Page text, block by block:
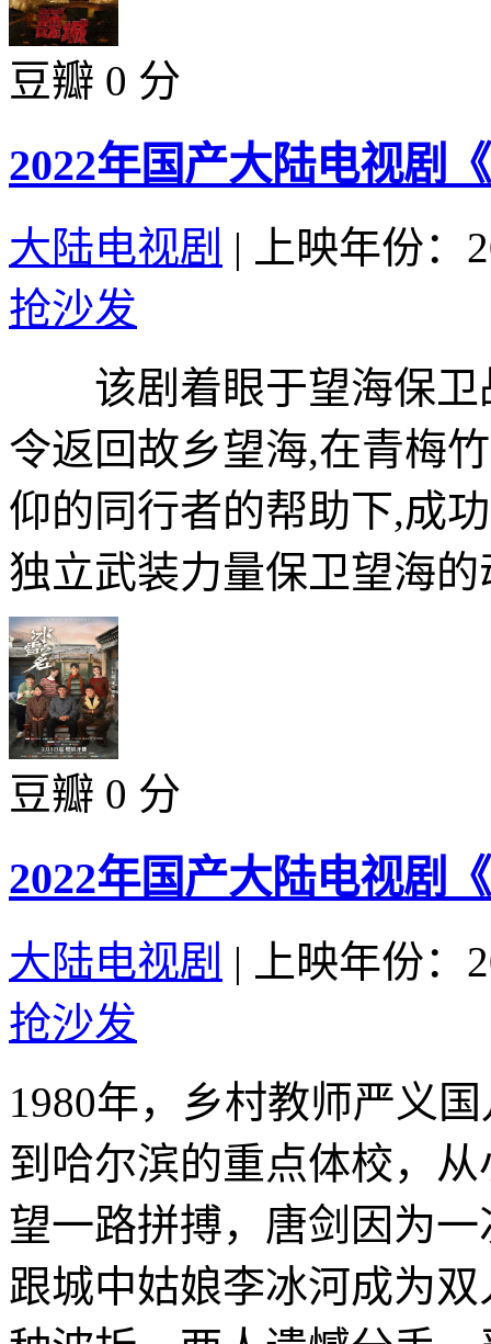
豆瓣 0 分
2022年国产大陆电视剧
大陆电视剧 |
上映年份：
抢沙发
该剧着眼于望海保卫
令返回故乡望海,在青梅
仰的同行者的帮助下,成
独立武装力量保卫望海
豆瓣 0 分
2022年国产大陆电视剧
大陆电视剧 |
上映年份：
抢沙发
1980年，乡村教师严义
到哈尔滨的重点体校，
望一路拼搏，唐剑因为
跟城中姑娘李冰河成为